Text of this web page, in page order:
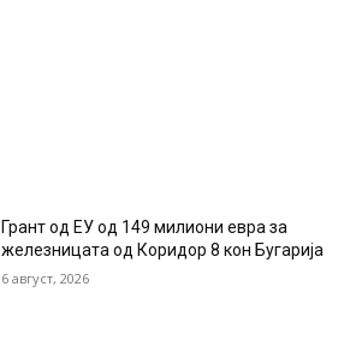
Грант од ЕУ од 149 милиони евра за
железницата од Коридор 8 кон Бугарија
6 август, 2026